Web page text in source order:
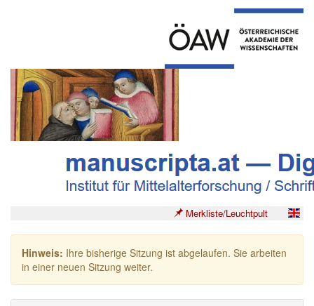
Merkliste/Leuchtpult
Hinweis: Ihre bisherige Sitzung ist abgelaufen. Sie arbeiten
in einer neuen Sitzung weiter.